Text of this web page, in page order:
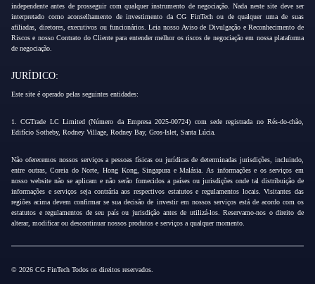
independente antes de prosseguir com qualquer instrumento de negociação. Nada neste site deve ser
interpretado como aconselhamento de investimento da CG FinTech ou de qualquer uma de suas
afiliadas, diretores, executivos ou funcionários. Leia nosso Aviso de Divulgação e Reconhecimento de
Riscos e nosso Contrato do Cliente para entender melhor os riscos de negociação em nossa plataforma
de negociação.
JURÍDICO:
Este site é operado pelas seguintes entidades:
1. CGTrade LC Limited (Número da Empresa 2025-00724) com sede registrada no Rés-do-chão,
Edifício Sotheby, Rodney Village, Rodney Bay, Gros-Islet, Santa Lúcia.
Não oferecemos nossos serviços a pessoas físicas ou jurídicas de determinadas jurisdições, incluindo,
entre outras, Coreia do Norte, Hong Kong, Singapura e Malásia. As informações e os serviços em
nosso website não se aplicam e não serão fornecidos a países ou jurisdições onde tal distribuição de
informações e serviços seja contrária aos respectivos estatutos e regulamentos locais. Visitantes das
regiões acima devem confirmar se sua decisão de investir em nossos serviços está de acordo com os
estatutos e regulamentos de seu país ou jurisdição antes de utilizá-los. Reservamo-nos o direito de
alterar, modificar ou descontinuar nossos produtos e serviços a qualquer momento.
© 2026 CG FinTech Todos os direitos reservados.